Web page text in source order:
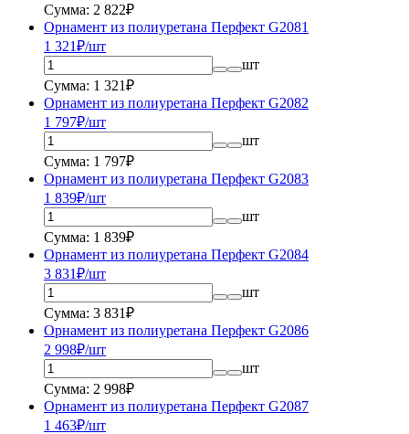
Сумма: 2 822₽
Орнамент из полиуретана Перфект G2081
1 321₽/шт
шт
Сумма: 1 321₽
Орнамент из полиуретана Перфект G2082
1 797₽/шт
шт
Сумма: 1 797₽
Орнамент из полиуретана Перфект G2083
1 839₽/шт
шт
Сумма: 1 839₽
Орнамент из полиуретана Перфект G2084
3 831₽/шт
шт
Сумма: 3 831₽
Орнамент из полиуретана Перфект G2086
2 998₽/шт
шт
Сумма: 2 998₽
Орнамент из полиуретана Перфект G2087
1 463₽/шт